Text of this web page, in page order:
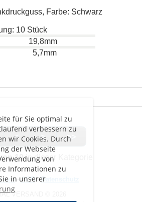
für Sie optimal zu
verbessern zu
wir Cookies. Durch
der Webseite
von
Informationen zu
in unserer
Farbe: Schwarz
10 Stück
19,8mm
5,7mm
< > >>
10in dieser Kategorie
-AGB-Datenschutz
VERSAND © 2026